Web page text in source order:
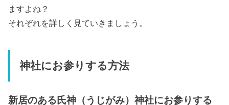
ますよね？
それぞれを詳しく見ていきましょう。
神社にお参りする方法
新居のある氏神（うじがみ）神社にお参りする